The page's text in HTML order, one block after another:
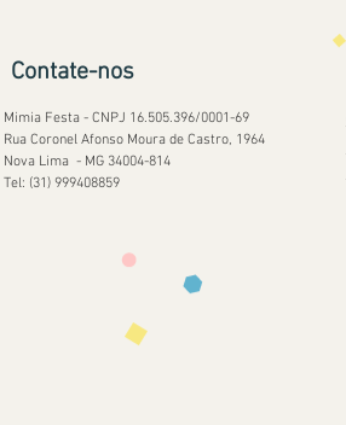
Contate-nos
Mimia Festa - CNPJ 16.505.396/0001-69
Rua Coronel Afonso Moura de Castro, 1964
Nova Lima - MG 34004-814
Tel: (31) 999408859